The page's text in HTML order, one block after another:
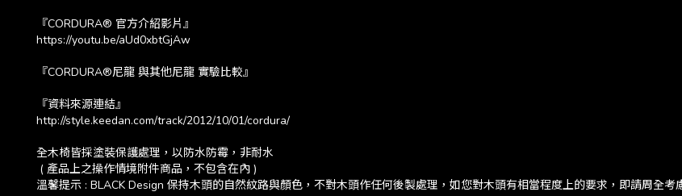
『CORDURA® 官方介紹影片』
https://youtu.be/aUd0xbtGjAw
『CORDURA®尼龍 與其他尼龍 實驗比較』
『資料來源連結』
http://style.keedan.com/track/2012/10/01/cordura/
全木椅皆採塗裝保護處理，以防水防霉，非耐水
( 產品上之操作情境附件商品，不包含在內 )
溫馨提示 : BLACK Design 保持木頭的自然紋路與顏色，不對木頭作任何後製處理，如您對木頭有相當程度上的要求，即請周全考